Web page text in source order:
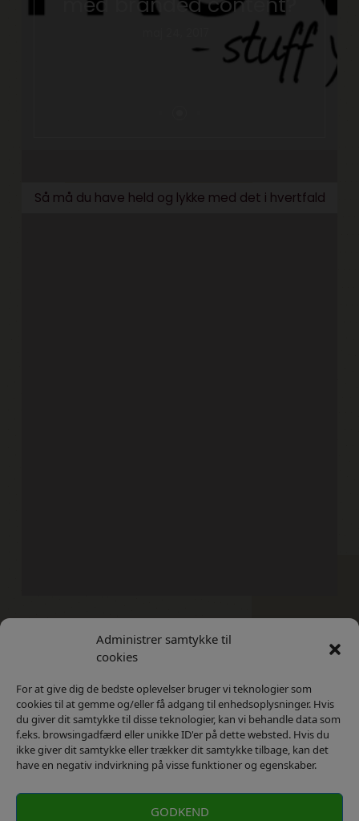
Administrer samtykke til
cookies
For at give dig de bedste oplevelser bruger vi teknologier som
cookies til at gemme og/eller få adgang til enhedsoplysninger. Hvis
du giver dit samtykke til disse teknologier, kan vi behandle data som
f.eks. browsingadfærd eller unikke ID'er på dette websted. Hvis du
ikke giver dit samtykke eller trækker dit samtykke tilbage, kan det
have en negativ indvirkning på visse funktioner og egenskaber.
GODKEND
Så må du have held og lykke med det i hvertfald
Kontakt